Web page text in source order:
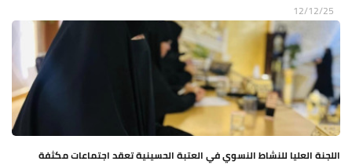
12/12/25
اللجنة العليا للنشاط النسوي في العتبة الحسينية تعقد اجتماعات مكثفة